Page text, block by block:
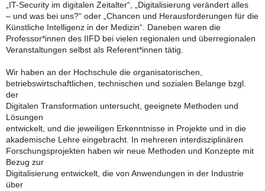
„IT-Security im digitalen Zeitalter“, „Digitalisierung verändert alles
– und was bei uns?“ oder „Chancen und Herausforderungen für die
Künstliche Intelligenz in der Medizin“. Daneben waren die
Professor*innen des IIFD bei vielen regionalen und überregionalen
Veranstaltungen selbst als Referent*innen tätig.
Wir haben an der Hochschule die organisatorischen,
betriebswirtschaftlichen, technischen und sozialen Belange bzgl.
der
Digitalen Transformation untersucht, geeignete Methoden und
Lösungen
entwickelt, und die jeweiligen Erkenntnisse in Projekte und in die
akademische Lehre eingebracht. In mehreren interdisziplinären
Forschungsprojekten haben wir neue Methoden und Konzepte mit
Bezug zur
Digitalisierung entwickelt, die von Anwendungen in der Industrie
über